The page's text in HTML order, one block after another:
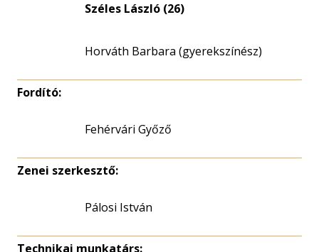
Széles László (26)
Horváth Barbara (gyerekszínész)
Fordító:
Fehérvári Győző
Zenei szerkesztő:
Pálosi István
Technikai munkatárs: